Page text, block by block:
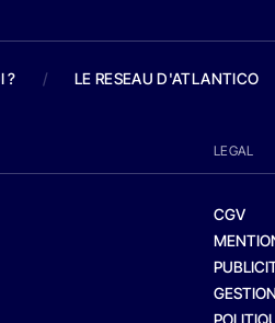
? / LE RESEAU D'ATLANTICO
LEGAL
CGV